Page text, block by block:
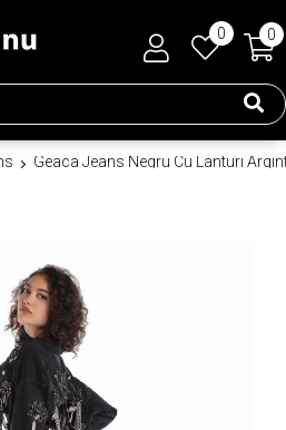
0 0
Geaca Jeans Negru Cu Lanturi